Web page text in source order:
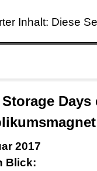
Inhalt: Diese
2017
Blick: